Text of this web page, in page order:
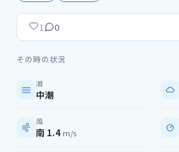
1 0
その時の状況
潮
中潮
風
南 1.4 m/s